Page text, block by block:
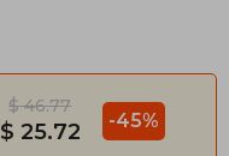
$ 46.77
$ 25.72 -45%